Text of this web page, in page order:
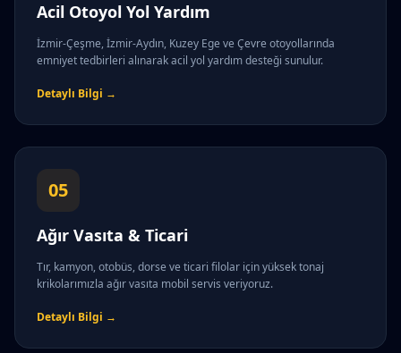
Acil Otoyol Yol Yardım
İzmir-Çeşme, İzmir-Aydın, Kuzey Ege ve Çevre otoyollarında
emniyet tedbirleri alınarak acil yol yardım desteği sunulur.
Detaylı Bilgi →
05
Ağır Vasıta & Ticari
Tır, kamyon, otobüs, dorse ve ticari filolar için yüksek tonaj
krikolarımızla ağır vasıta mobil servis veriyoruz.
Detaylı Bilgi →